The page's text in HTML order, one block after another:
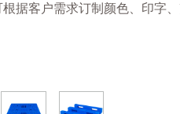
据客户需求订制颜色、印字